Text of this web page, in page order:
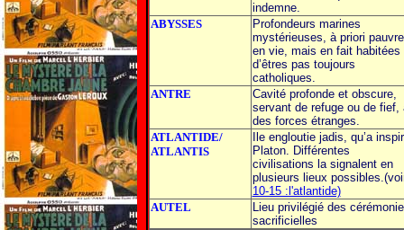
indemne.
ABYSSES
Profondeurs marines
mystérieuses, à priori pauvre
en vie, mais en fait habitées
d’êtres pas toujours
catholiques.
ANTRE
Cavité profonde et obscure,
servant de refuge ou de fief,
des forces étranges.
ATLANTIDE/
ATLANTIS
Ile engloutie jadis, qu’a
Platon. Différentes
civilisations la signalent en
plusieurs lieux
10-15 :l'atlantide)
AUTEL
Lieu privilégié des
sacrificielles